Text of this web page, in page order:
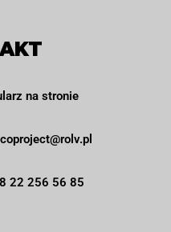
na stronie
22 256 56 85